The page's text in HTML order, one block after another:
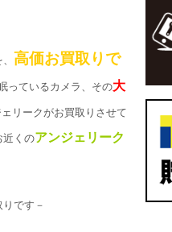
高価お買取りで
ているカメラ、その大
リークがお買取りさせて
くのアンジェリーク
です－